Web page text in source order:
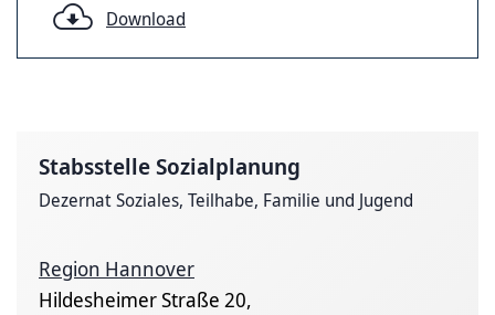
Download
Stabsstelle Sozialplanung
Dezernat Soziales, Teilhabe, Familie und Jugend
Region Hannover
Hildesheimer Straße 20,